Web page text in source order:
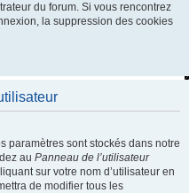
du forum. Si vous rencontrez
la suppression des cookies
paramètres sont stockés dans notre
au Panneau de l’utilisateur
sur votre nom d’utilisateur en
de modifier tous les